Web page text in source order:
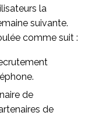
la
suivante.
comme suit :
de
de